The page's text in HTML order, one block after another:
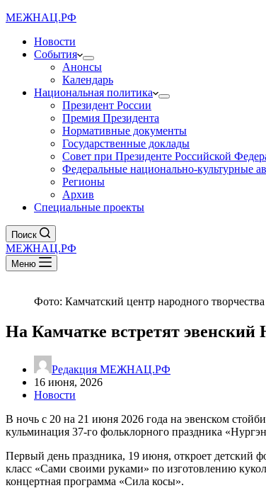
МЕЖНАЦ.РФ
Новости
События
Анонсы
Календарь
Национальная политика
Президент России
Премия Президента
Нормативные документы
Государственные доклады
Совет при Президенте Российской
Федеральные национально-культурные
Регионы
Архив
Специальные проекты
Поиск
МЕЖНАЦ.РФ
Меню
Фото: Камчатский центр народного творчества
На Камчатке встретят эвенский
Редакция МЕЖНАЦ.РФ
16 июня, 2026
Новости
В ночь с 20 на 21 июня 2026 года на эвенском
кульминация 37-го фольклорного праздника
Первый день праздника, 19 июня, откроет детский
класс «Сами своими руками» по изготовлению
концертная программа «Сила косы».